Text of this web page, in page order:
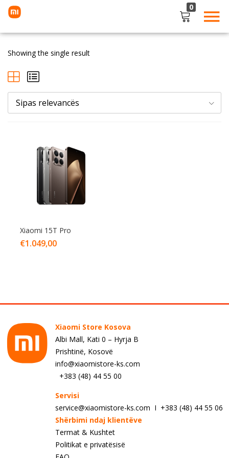
0
Enter your username and password to login.
Showing the single result
Sipas relevancës
Xiaomi 15T Pro
€1.049,00
Xiaomi Store Kosova
Albi Mall, Kati 0 – Hyrja B
Prishtinë, Kosovë
info@xiaomistore-ks.com
+383 (48) 44 55 00
Servisi
service@xiaomistore-ks.com I +383 (48) 44 55 06
Shërbimi ndaj klientëve
Termat & Kushtet
Politikat e privatësisë